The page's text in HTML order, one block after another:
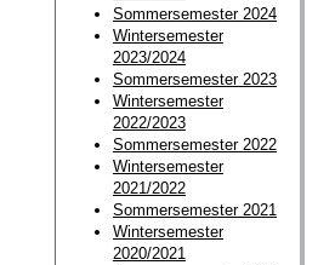
Sommersemester 2024
Wintersemester
2023/2024
Sommersemester 2023
Wintersemester
2022/2023
Sommersemester 2022
Wintersemester
2021/2022
Sommersemester 2021
Wintersemester
2020/2021